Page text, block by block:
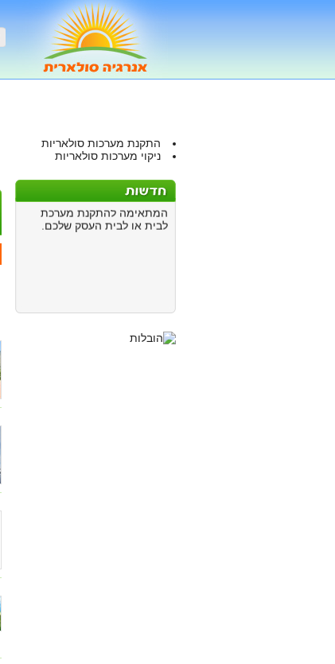
התקנת מערכות סולאריות
ניקוי מערכות סולאריות
התקנת מערכות מסחריות
עבור מערכות מסחריות
4 ש"ח לכל קילווואט של
המערכת
התקנת מערכות ביתיות
כאן ניתן לבחור את החברה
המתאימה להתקנת מערכת
לבית או לבית העסק שלכם.